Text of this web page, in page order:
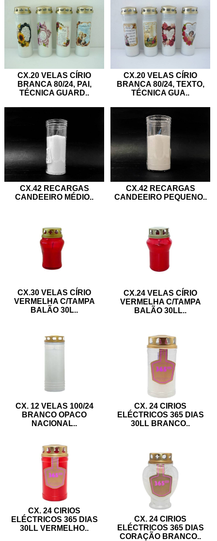
CX.20 VELAS CÍRIO
BRANCA 80/24, PAI,
TÉCNICA GUARD..
CX.20 VELAS CÍRIO
BRANCA 80/24, TEXTO,
TÉCNICA GUA..
CX.42 RECARGAS
CANDEEIRO MÉDIO..
CX.42 RECARGAS
CANDEEIRO PEQUENO..
CX.30 VELAS CÍRIO
VERMELHA C/TAMPA
BALÃO 30L..
CX.24 VELAS CÍRIO
VERMELHA C/TAMPA
BALÃO 30LL..
CX. 12 VELAS 100/24
BRANCO OPACO
NACIONAL..
CX. 24 CIRIOS
ELÉCTRICOS 365 DIAS
30LL BRANCO..
CX. 24 CIRIOS
ELÉCTRICOS 365 DIAS
30LL VERMELHO..
CX. 24 CIRIOS
ELÉCTRICOS 365 DIAS
CORAÇÃO BRANCO..